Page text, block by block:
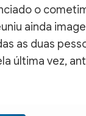
o
ainda
as duas
última vez,